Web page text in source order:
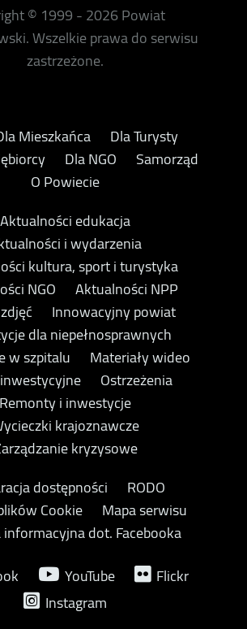
© 1999 - 2026 Powiat
Wszelkie prawa do serwisu
zastrzeżone.
Mieszkańca
Dla Turysty
Dla NGO
Samorząd
O Powiecie
Aktualności edukacja
i wydarzenia
kultura, sport i turystyka
NGO
Aktualności NPP
Innowacyjny powiat
dla niepełnosprawnych
w szpitalu
Materiały wideo
Ostrzeżenia
Remonty i inwestycje
krajoznawcze
kryzysowe
dostępności
RODO
Cookie
Mapa serwisu
informacyjna dot. Facebooka
YouTube
Flickr
Instagram